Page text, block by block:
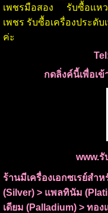
เพชรมือสอง รับซื้อแหว
เพชร รับซื้อเครื่องประดั
ค่ะ
กดลิ่งค์นี้เพื่อเข้
www.
ร้านมีเครื่องเอกซเรย์สำ
(Silver) > แพลทินัม
เดียม (Palladium) > ทอ